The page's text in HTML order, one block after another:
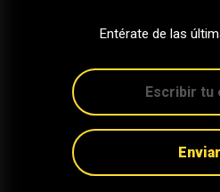
Entérate de las
Enviar